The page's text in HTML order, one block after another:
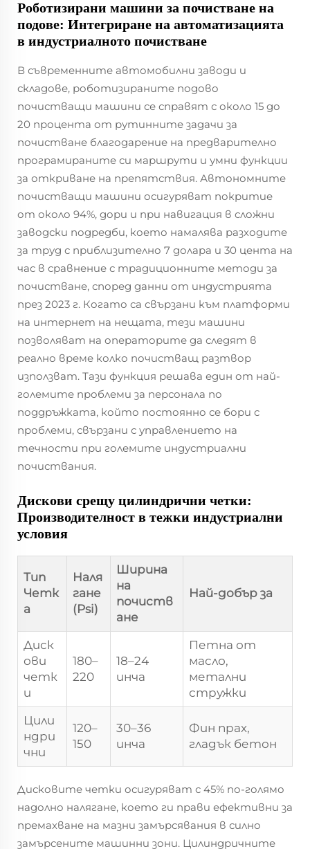
Роботизирани машини за почистване на
подове: Интегриране на автоматизацията
в индустриалното почистване
В съвременните автомобилни заводи и
складове, роботизираните подово
почистващи машини се справят с около 15 до
20 процента от рутинните задачи за
почистване благодарение на предварително
програмираните си маршрути и умни функции
за откриване на препятствия. Автономните
почистващи машини осигуряват покритие
от около 94%, дори и при навигация в сложни
заводски подредби, което намалява разходите
за труд с приблизително 7 долара и 30 цента на
час в сравнение с традиционните методи за
почистване, според данни от индустрията
през 2023 г. Когато са свързани към платформи
на интернет на нещата, тези машини
позволяват на операторите да следят в
реално време колко почистващ разтвор
използват. Тази функция решава един от най-
големите проблеми за персонала по
поддръжката, който постоянно се бори с
проблеми, свързани с управлението на
течности при големите индустриални
почиствания.
Дискови срещу цилиндрични четки:
Производителност в тежки индустриални
условия
Тип
Четк
а
Наля
гане
(Psi)
Ширина
на
почиств
ане
Най-добър за
Диск
ови
четк
и
180–
220
18–24
инча
Петна от
масло,
метални
стружки
Цили
ндри
чни
120–
150
30–36
инча
Фин прах,
гладък бетон
Дисковите четки осигуряват с 45% по-голямо
надолно налягане, което ги прави ефективни за
премахване на мазни замърсявания в силно
замърсените машинни зони. Цилиндричните